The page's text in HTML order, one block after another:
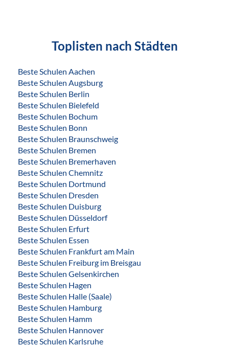
Toplisten nach Städten
Beste Schulen Aachen
Beste Schulen Augsburg
Beste Schulen Berlin
Beste Schulen Bielefeld
Beste Schulen Bochum
Beste Schulen Bonn
Beste Schulen Braunschweig
Beste Schulen Bremen
Beste Schulen Bremerhaven
Beste Schulen Chemnitz
Beste Schulen Dortmund
Beste Schulen Dresden
Beste Schulen Duisburg
Beste Schulen Düsseldorf
Beste Schulen Erfurt
Beste Schulen Essen
Beste Schulen Frankfurt am Main
Beste Schulen Freiburg im Breisgau
Beste Schulen Gelsenkirchen
Beste Schulen Hagen
Beste Schulen Halle (Saale)
Beste Schulen Hamburg
Beste Schulen Hamm
Beste Schulen Hannover
Beste Schulen Karlsruhe